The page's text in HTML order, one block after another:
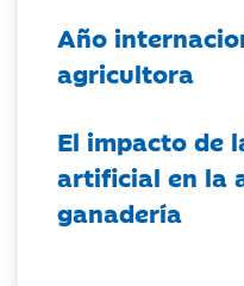
Año
agricultora
El impacto de
artificial en la
ganadería